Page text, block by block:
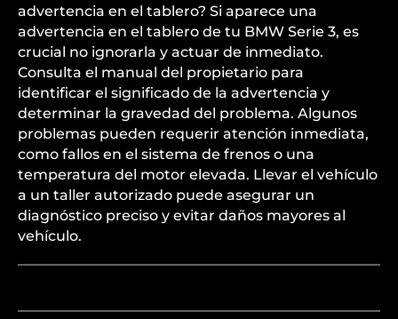
advertencia en el tablero? Si aparece una
advertencia en el tablero de tu BMW Serie 3, es
crucial no ignorarla y actuar de inmediato.
Consulta el manual del propietario para
identificar el significado de la advertencia y
determinar la gravedad del problema. Algunos
problemas pueden requerir atención inmediata,
como fallos en el sistema de frenos o una
temperatura del motor elevada. Llevar el vehículo
a un taller autorizado puede asegurar un
diagnóstico preciso y evitar daños mayores al
vehículo.